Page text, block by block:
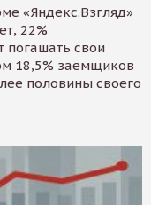
«Яндекс.Взгляд»
22%
погашать свои
18,5% заемщиков
половины своего